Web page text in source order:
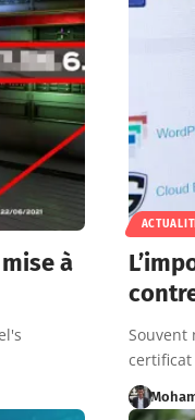
à
Souvent
certificat